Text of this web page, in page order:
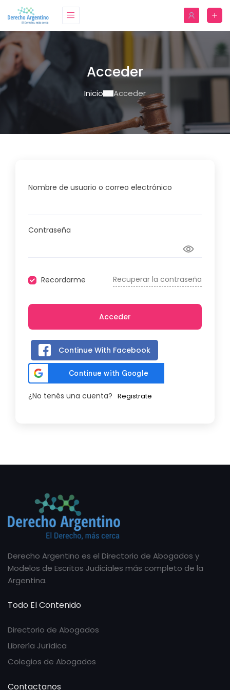
Acceder
Inicio Acceder
Nombre de usuario o correo electrónico
Contraseña
Recordarme Recuperar la contraseña
Acceder
Continue With Facebook
¿No tenés una cuenta? Registrate
Derecho Argentino es el Directorio de Abogados y
Modelos de Escritos Judiciales más completo de la
Argentina.
Todo El Contenido
Directorio de Abogados
Librería Jurídica
Colegios de Abogados
Contactanos